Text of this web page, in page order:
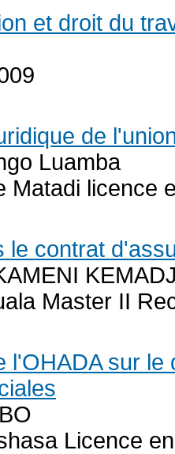
et droit du
de
Luamba
Matadi licence
le contrat
Master II
l'OHADA sur
Licence